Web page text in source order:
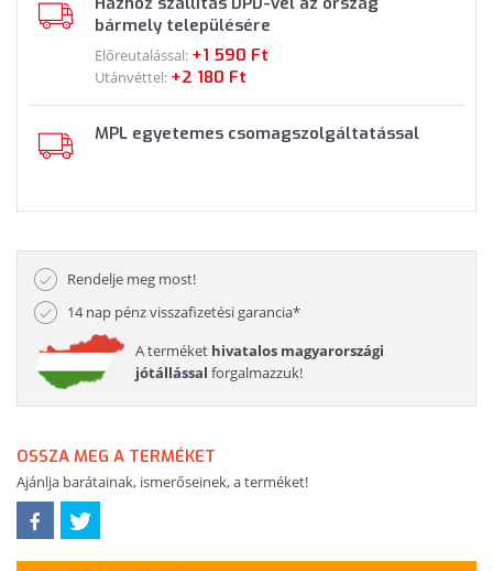
bármely településére
Előreutalással: +1 590 Ft
Utánvéttel: +2 180 Ft
MPL egyetemes csomagszolgáltatással
Rendelje meg most!
14 nap pénz visszafizetési garancia*
A terméket hivatalos magyarországi
jótállással forgalmazzuk!
OSSZA MEG A TERMÉKET
Ajánlja barátainak, ismerőseinek, a terméket!